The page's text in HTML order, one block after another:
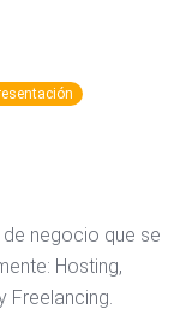
negocio que se
Hosting,
Freelancing.